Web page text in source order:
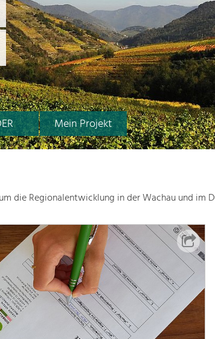
Mein Projekt
die Regionalentwicklung in der Wachau und im